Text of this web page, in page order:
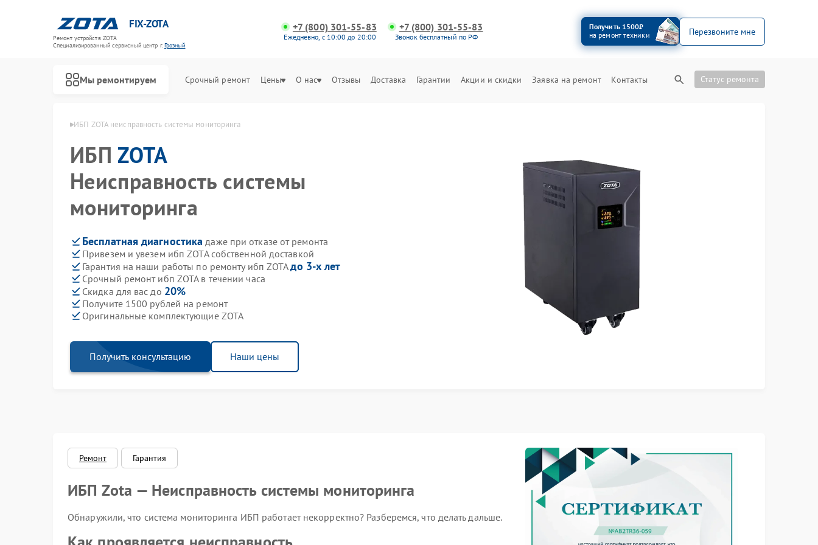
FIX-ZOTA
Ремонт устройств ZOTA
Специализированный cервисный центр г.Грозный
+7 (800) 301-55-83
Ежедневно, с 10:00 до 20:00
+7 (800) 301-55-83
Звонок бесплатный по РФ
Получить 1500₽
на ремонт техники
Перезвоните мне
Мы ремонтируем Срочный ремонт Цены О нас Отзывы Доставка Гарантии Акции и скидки Заявка на ремонт Контакты Статус ремонта
ZOTA в Грозном ИБП ZOTA неисправность системы мониторинга
ИБП ZOTA
Неисправность системы
мониторинга
Бесплатная диагностика даже при отказе от ремонта
Привезем и увезем ибп ZOTA собственной доставкой
Гарантия на наши работы по ремонту ибп ZOTAдо 3-х лет
Срочный ремонт ибп ZOTA в течении часа
Скидка для вас до 20%
Получите 1500 рублей на ремонт
Оригинальные комплектующие ZOTA
Получить консультацию Наши цены
Ремонт Гарантия
ИБП Zota — Неисправность системы мониторинга
Обнаружили, что система мониторинга ИБП работает некорректно? Разберемся, что делать дальше.